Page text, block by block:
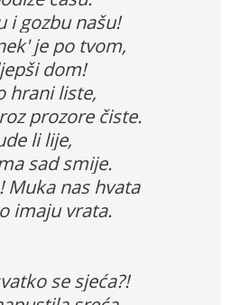
i gozbu našu!
je po tvom,
dom!
hrani liste,
prozore čiste.
li lije,
sad smije.
Muka nas hvata
imaju vrata.
se sjeća?!